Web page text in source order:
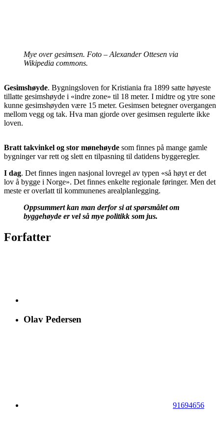
Mye over gesimsen. Foto – Alexander Ottesen via
Wikipedia commons.
Gesimshøyde. Bygningsloven for Kristiania fra 1899 satte høyeste
tillatte gesimshøyde i «indre zone» til 18 meter. I midtre og ytre sone
kunne gesimshøyden være 15 meter. Gesimsen betegner overgangen
mellom vegg og tak. Hva man gjorde over gesimsen regulerte ikke
loven.
Bratt takvinkel og stor mønehøyde som finnes på mange gamle
bygninger var rett og slett en tilpasning til datidens byggeregler.
I dag. Det finnes ingen nasjonal lovregel av typen «så høyt er det
lov å bygge i Norge». Det finnes enkelte regionale føringer. Men det
meste er overlatt til kommunenes arealplanlegging.
Oppsummert kan man derfor si at spørsmålet om
byggehøyde er vel så mye politikk som jus.
Forfatter
Olav Pedersen
91694656